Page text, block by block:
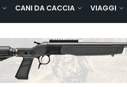
CANI DA CACCIA VIAGGI